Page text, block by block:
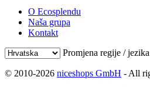
O Ecosplendu
Naša grupa
Kontakt
Promjena regije / jezika
© 2010-2026 niceshops GmbH - All